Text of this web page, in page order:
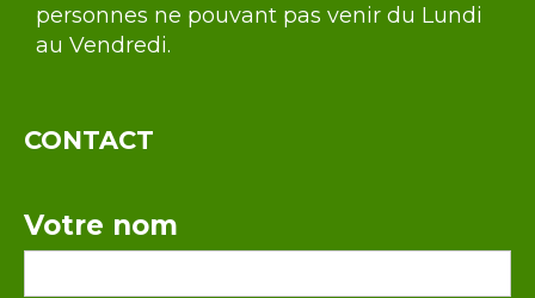
personnes ne pouvant pas venir du Lundi
au Vendredi.
CONTACT
Votre nom